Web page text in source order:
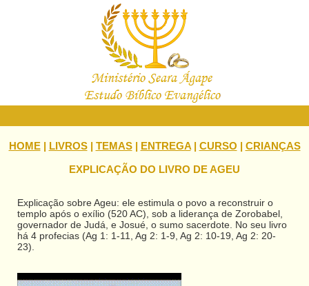
HOME| LIVROS| TEMAS| ENTREGA| CURSO | CRIANÇAS
EXPLICAÇÃO DO LIVRO DE AGEU
Explicação sobre Ageu: ele estimula o povo a reconstruir o
templo após o exílio (520 AC), sob a liderança de Zorobabel,
governador de Judá, e Josué, o sumo sacerdote. No seu livro
há 4 profecias (Ag 1: 1-11, Ag 2: 1-9, Ag 2: 10-19, Ag 2: 20-
23).